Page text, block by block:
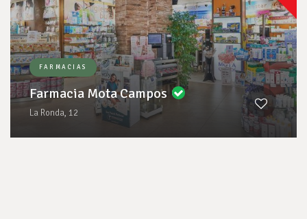
FARMACIAS
Farmacia Mota Campos
La Ronda, 12